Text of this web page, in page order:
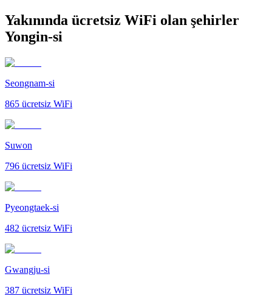
Yakınında ücretsiz WiFi olan şehirler
Yongin-si
Seongnam-si
865 ücretsiz WiFi
Suwon
796 ücretsiz WiFi
Pyeongtaek-si
482 ücretsiz WiFi
Gwangju-si
387 ücretsiz WiFi